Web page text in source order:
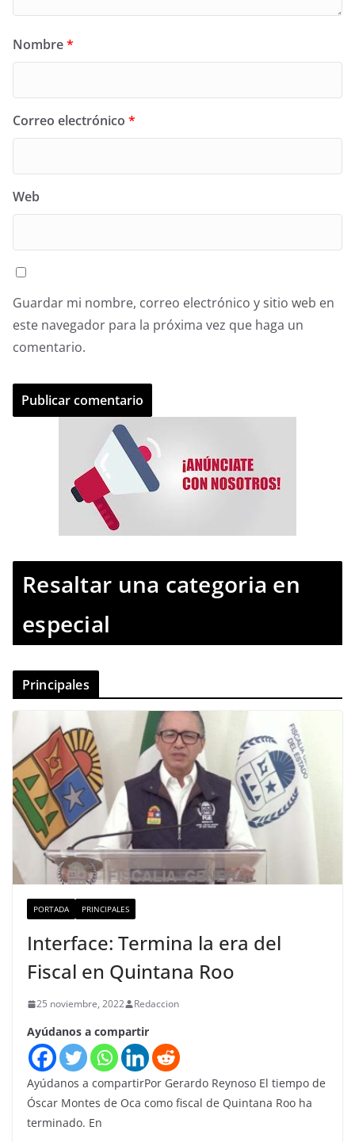
Nombre*
Correo electrónico *
Web
Guardar mi nombre, correo electrónico y sitio web en
este navegador para la próxima vez que haga un
comentario.
Resaltar una categoria en
especial
Principales
PORTADA PRINCIPALES
Interface: Termina la era del
Fiscal en Quintana Roo
25 noviembre, 2022 Redaccion
Ayúdanos a compartir
Ayúdanos a compartirPor Gerardo Reynoso El tiempo de
Óscar Montes de Oca como fiscal de Quintana Roo ha
terminado. En